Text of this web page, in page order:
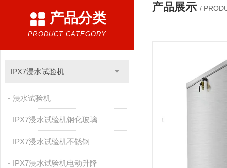
产品分类
PRODUCT CATEGORY
IPX7浸水试验机
浸水试验机
IPX7浸水试验机钢化玻璃
IPX7浸水试验机不锈钢
IPX7浸水试验机电动升降
产品展示 /